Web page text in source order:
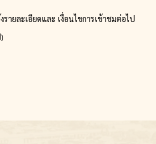
ยละเอียดและ เงื่อนไขการเข้าชมต่อไป